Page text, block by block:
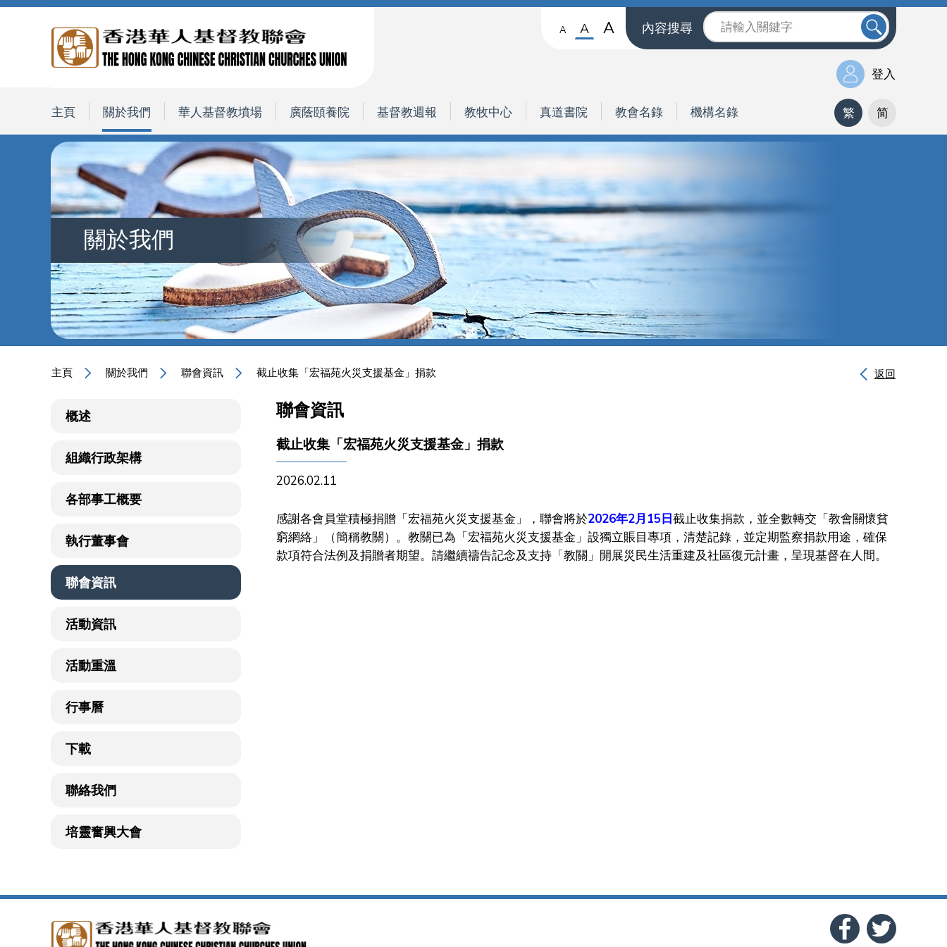
A A A 內容搜尋
登入
主頁 關於我們 華人基督教墳場 廣蔭頤養院 基督教週報 教牧中心 真道書院 教會名錄 機構名錄 繁 简
關於我們
主頁 關於我們 聯會資訊 截止收集「宏福苑火災支援基金」捐款 返回
概述
組織行政架構
各部事工概要
執行董事會
聯會資訊
活動資訊
活動重溫
行事曆
下載
聯絡我們
培靈奮興大會
聯會資訊
截止收集「宏福苑火災支援基金」捐款
2026.02.11
感謝各會員堂積極捐贈「宏福苑火災支援基金」，聯會將於2026年2月15日截止收集捐款，並全數轉交「教會關懷貧
窮網絡」（簡稱教關）。教關已為「宏福苑火災支援基金」設獨立賬目專項，清楚記錄，並定期監察捐款用途，確保
款項符合法例及捐贈者期望。請繼續禱告記念及支持「教關」開展災民生活重建及社區復元計畫，呈現基督在人間。